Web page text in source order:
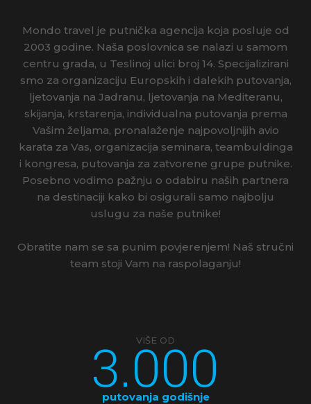
Mondo travel je putnička agencija koja posluje od
2003 godine. Naša poslovnica se nalazi u samom
centru grada, u Teslinoj ulici broj 14. Specijalizirani
smo za organizaciju Europskih i dalekih putovanja,
ljetovanja na Jadranu, ljetovanja na Mediteranu,
skijanja, krstarenja, individualna putovanja prema
Vašim željama, pronalaženje najpovoljnijih avio
karata za Vas, organizacija seminara, teambuldinga
i kongresa, putovanja za zatvorene grupe putnike.
Posebno vodimo pažnju o odabiru naših partnera
na destinaciji kako bi osigurali samo najbolju
uslugu za naše putnike!
Obratite nam se sa punim povjerenjem! Naš stručni
team stoji Vam na raspolaganju!
VIŠE OD
3.000
putovanja godišnje